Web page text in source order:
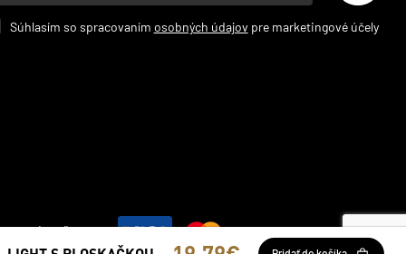
Súhlasím so spracovaním osobných údajov pre marketingové účely